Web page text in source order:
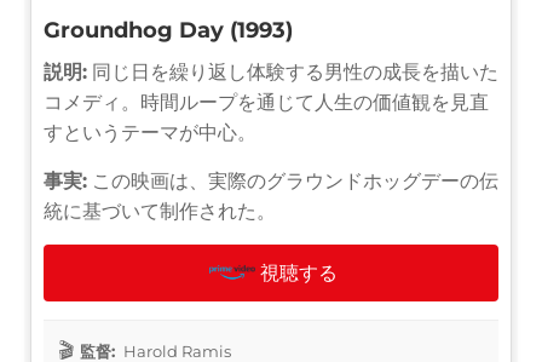
Groundhog Day (1993)
説明: 同じ日を繰り返し体験する男性の成長を描いた
コメディ。時間ループを通じて人生の価値観を見直
すというテーマが中心。
事実: この映画は、実際のグラウンドホッグデーの伝
統に基づいて制作された。
視聴する
監督: Harold Ramis